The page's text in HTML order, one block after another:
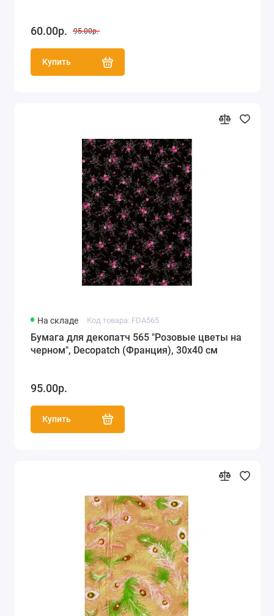
60.00р. 95.00р.
Купить
На складе Код товара: FDA565
Бумага для декопатч 565 "Розовые цветы на
черном", Decopatch (Франция), 30х40 см
95.00р.
Купить